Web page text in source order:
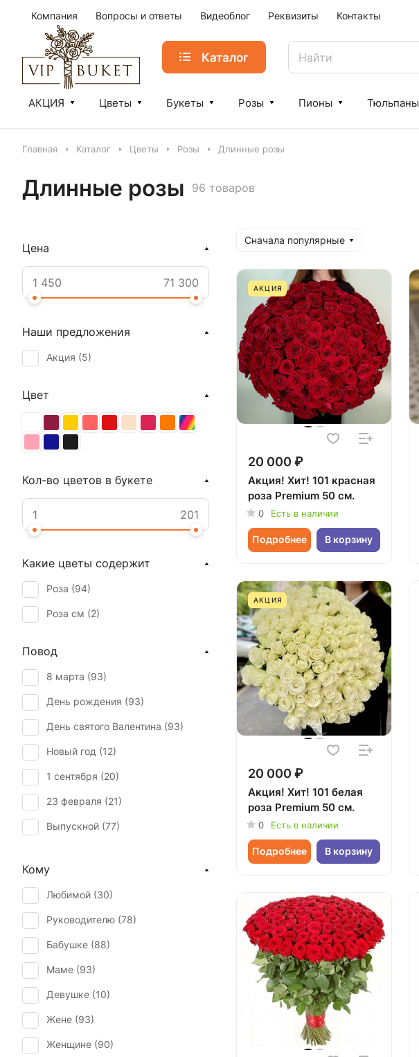
Компания Вопросы и ответы Видеоблог Реквизиты Контакты
Каталог
АКЦИЯ Цветы Букеты Розы Пионы Тюльпаны
Главная Каталог Цветы Розы Длинные розы
Длинные розы 96 товаров
Сначала популярные
АКЦИЯ
20 000 ₽
Акция! Хит! 101 красная
роза Premium 50 см.
0 Есть в наличии
Подробнее В корзину
АКЦИЯ
20 000 ₽
Акция! Хит! 101 белая
роза Premium 50 см.
0 Есть в наличии
Подробнее В корзину
Цена
Наши предложения
Акция (5)
Цвет
Кол-во цветов в букете
Какие цветы содержит
Роза (94)
Роза см (2)
Повод
8 марта (93)
День рождения (93)
День святого Валентина (93)
Новый год (12)
1 сентября (20)
23 февраля (21)
Выпускной (77)
День учителя (
Пасха (9)
Первое свидание (
Последний звонок (
Рождение ребенка (
Рождество (11
Свадьба (
Татьянин день (
Кому
Любимой (30)
Руководителю (78)
Бабушке (88)
Маме (93)
Девушке (10)
Жене (93)
Женщине (90)